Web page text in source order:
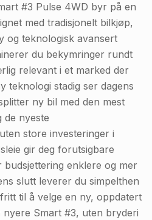
#3 Pulse 4WD byr på en
med tradisjonelt bilkjøp,
og teknologisk avansert
du bekymringer rundt
relevant i et marked der
teknologi stadig ser dagens
ny bil med den mest
de nyeste
store investeringer i
gir deg forutsigbare
budsjettering enklere og mer
slutt leverer du simpelthen
til å velge en ny, oppdatert
nyere Smart #3, uten bryderi